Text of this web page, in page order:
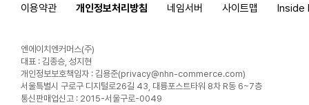
이용약관 개인정보처리방침 네임서버 사이트맵 Inside
엔에이치엔커머스(주)
대표 : 김종승, 성지현
개인정보보호책임자 : 김용준(privacy@nhn-commerce.com)
서울특별시 구로구 디지털로26길 43, 대륭포스트타워 8차 R동 6~7층
통신판매업신고 : 2015-서울구로-0049